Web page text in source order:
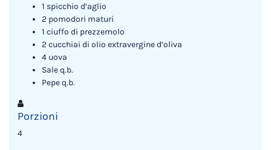
1 spicchio d’aglio
2 pomodori maturi
1 ciuffo di prezzemolo
2 cucchiai di olio extravergine d’oliva
4 uova
Sale q.b.
Pepe q.b.
Porzioni
4